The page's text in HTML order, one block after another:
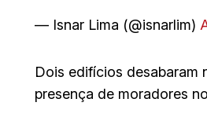
— Isnar Lima (@isnarlim)
Dois edifícios desabaram
presença de moradores